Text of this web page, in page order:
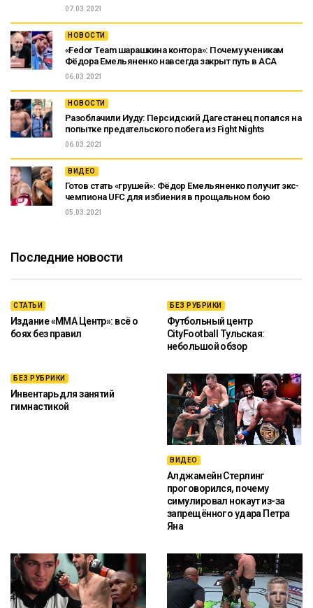
07.03.2021
НОВОСТИ
«Fedor Team шарашкина контора»: Почему ученикам
Фёдора Емельяненко навсегда закрыт путь в ACA
06.03.2021
НОВОСТИ
Разоблачили Иуду: Персидский Дагестанец попался на
попытке предательского побега из Fight Nights
06.03.2021
ВИДЕО
Готов стать «грушей»: Фёдор Емельяненко получит экс-
чемпиона UFC для избиения в прощальном бою
05.03.2021
Последние новости
СТАТЬИ
Издание «ММА Центр»: всё о
боях без правил
БЕЗ РУБРИКИ
Футбольный центр
CityFootball Тульская:
небольшой обзор
БЕЗ РУБРИКИ
Инвентарь для занятий
гимнастикой
ВИДЕО
Алджамейн Стерлинг
проговорился, почему
симулировал нокаут из-за
запрещённого удара Петра
Яна